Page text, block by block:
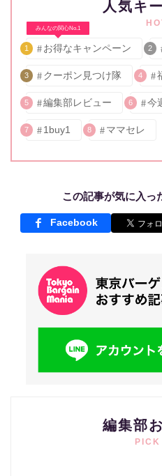
人気キ
みんなの関心No.1
1 お得なキャンペーン 2
3 クーポン見つけ隊 4
5 編集部レビュー 6 今
7 1buy1 8 ママセレ
この記事が気に入っ
Facebook
編集部
PICK